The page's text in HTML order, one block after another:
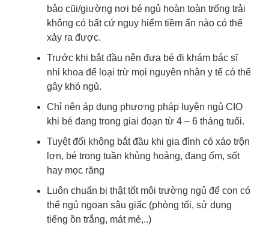
bảo cũi/giường nơi bé ngủ hoàn toàn trống trải
không có bất cứ nguy hiểm tiềm ẩn nào có thể
xảy ra được.
Trước khi bắt đầu nên đưa bé đi khám bác sĩ
nhi khoa để loại trừ mọi nguyên nhân y tế có thể
gây khó ngủ.
Chỉ nên áp dụng phương pháp luyện ngủ CIO
khi bé đang trong giai đoạn từ 4 – 6 tháng tuổi.
Tuyệt đối không bắt đầu khi gia đình có xáo trộn
lợn, bé trong tuần khủng hoảng, đang ốm, sốt
hay mọc răng
Luôn chuẩn bị thật tốt môi trường ngủ để con có
thể ngủ ngoan sâu giấc (phòng tối, sử dụng
tiếng ồn trắng, mát mẻ,..)